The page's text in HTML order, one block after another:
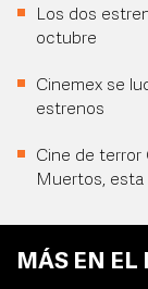
Los dos
octubre
Cinemex se
estrenos
Cine de terror
Muertos, esta
MÁS EN